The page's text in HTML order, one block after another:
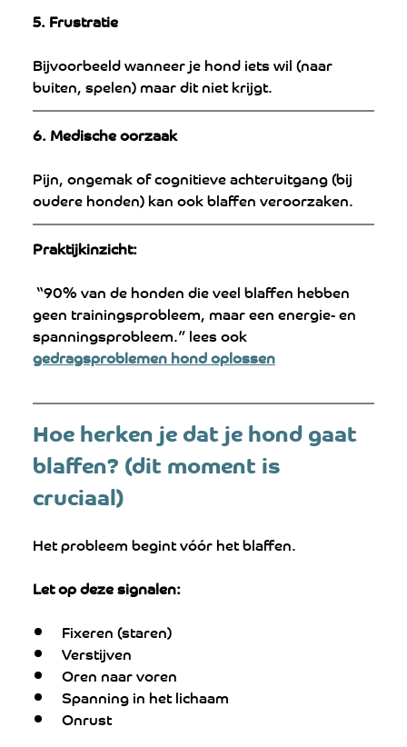
5. Frustratie
Bijvoorbeeld wanneer je hond iets wil (naar
buiten, spelen) maar dit niet krijgt.
6. Medische oorzaak
Pijn, ongemak of cognitieve achteruitgang (bij
oudere honden) kan ook blaffen veroorzaken.
Praktijkinzicht:
geen trainingsprobleem, maar een energie- en
spanningsprobleem.” lees ook
gedragsproblemen hond oplossen
Hoe herken je dat je hond gaat
blaffen? (dit moment is
cruciaal)
Het probleem begint vóór het blaffen.
Let op deze signalen:
Fixeren (staren)
Verstijven
Oren naar voren
Spanning in het lichaam
Onrust